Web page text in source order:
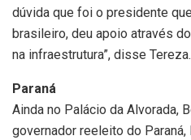
dúvida que foi o presidente
brasileiro, deu apoio através
na infraestrutura”, disse Tereza.
Paraná
Ainda no Palácio da Alvorada,
governador reeleito do